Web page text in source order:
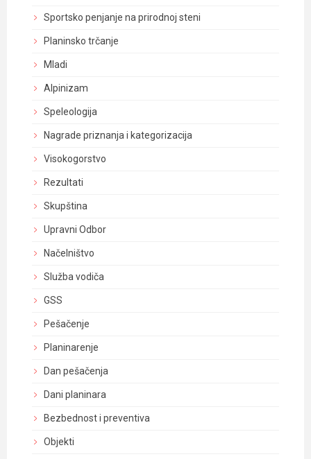
Sportsko penjanje na prirodnoj steni
Planinsko trčanje
Mladi
Alpinizam
Speleologija
Nagrade priznanja i kategorizacija
Visokogorstvo
Rezultati
Skupština
Upravni Odbor
Načelništvo
Služba vodiča
GSS
Pešačenje
Planinarenje
Dan pešačenja
Dani planinara
Bezbednost i preventiva
Objekti